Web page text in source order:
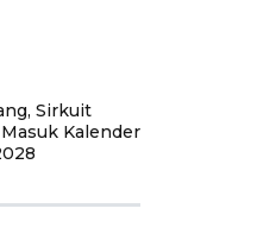
Sirkuit
Kalender